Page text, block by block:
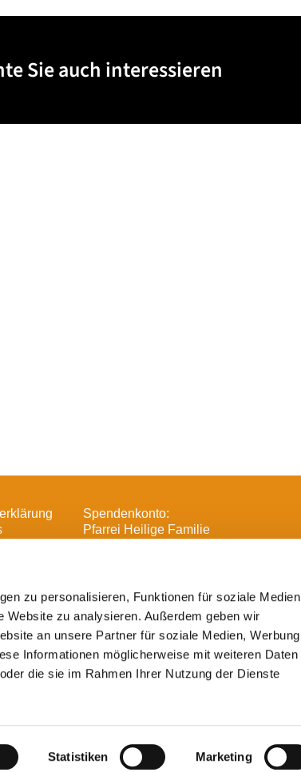
zu personalisieren, Funktionen für soziale Medien
Website zu analysieren. Außerdem geben wir
an unsere Partner für soziale Medien, Werbung
Informationen möglicherweise mit weiteren Daten
die sie im Rahmen Ihrer Nutzung der Dienste
Statistiken Marketing
Sie auch interessieren
Spendenkonto:
Pfarrei Heilige Familie
Familie, Spandau-Havelland
Impressum